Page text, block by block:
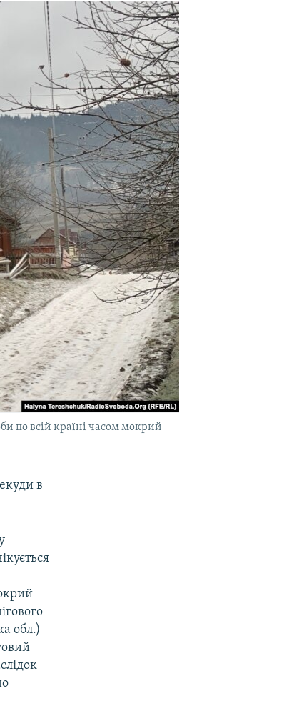
по всій країні часом мокрий
в
обл.)